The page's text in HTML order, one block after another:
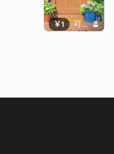
￥1 叮叮当当